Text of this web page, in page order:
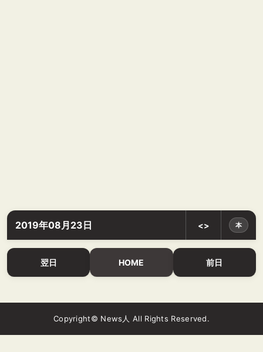
2019年08月23日 <> 本
翌日 HOME 前日
Copyright© News人 All Rights Reserved.